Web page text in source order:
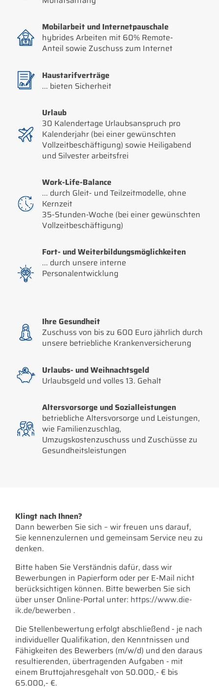
Mobilarbeit und Internetpauschale
hybrides Arbeiten mit 60% Remote-
Anteil sowie Zuschuss zum Internet
Haustarifverträge
... bieten Sicherheit
Urlaub
30 Kalendertage Urlaubsanspruch pro
Kalenderjahr (bei einer gewünschten
Vollzeitbeschäftigung) sowie Heiligabend
und Silvester arbeitsfrei
Work-Life-Balance
... durch Gleit- und Teilzeitmodelle, ohne
Kernzeit
35-Stunden-Woche (bei einer gewünschten
Vollzeitbeschäftigung)
Fort- und Weiterbildungsmöglichkeiten
... durch unsere interne
Personalentwicklung
Ihre Gesundheit
Zuschuss von bis zu 600 Euro jährlich durch
unsere betriebliche Krankenversicherung
Urlaubs- und Weihnachtsgeld
Urlaubsgeld und volles 13. Gehalt
Altersvorsorge und Sozialleistungen
betriebliche Altersvorsorge und Leistungen,
wie Familienzuschlag,
Umzugskostenzuschuss und Zuschüsse zu
Gesundheitsleistungen
Klingt nach Ihnen?
Dann bewerben Sie sich – wir freuen uns darauf,
Sie kennenzulernen und gemeinsam Service neu zu
denken.
Bitte haben Sie Verständnis dafür, dass wir
Bewerbungen in Papierform oder per E-Mail nicht
berücksichtigen können. Bitte bewerben Sie sich
über unser Online-Portal unter: https://www.die-
ik.de/bewerben .
Die Stellenbewertung erfolgt abschließend - je nach
individueller Qualifikation, den Kenntnissen und
Fähigkeiten des Bewerbers (m/w/d) und den daraus
resultierenden, übertragenden Aufgaben - mit
einem Bruttojahresgehalt von 50.000,- € bis
65.000,- €.